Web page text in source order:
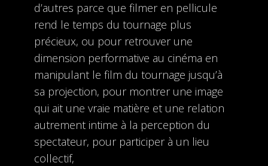
d’autres parce que filmer en pellicule
rend le temps du tournage plus
précieux, ou pour retrouver une
dimension performative au cinéma en
manipulant le film du tournage jusqu’à
sa projection, pour montrer une image
qui ait une vraie matière et une relation
autrement intime à la perception du
spectateur, pour participer à un lieu
collectif,